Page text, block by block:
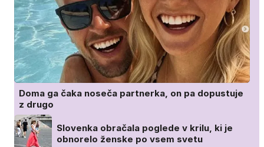
Doma ga čaka noseča partnerka, on pa dopustuje
z drugo
Slovenka obračala poglede v krilu, ki je
obnorelo ženske po vsem svetu